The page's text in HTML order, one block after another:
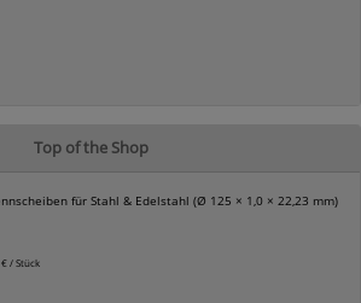
Top of the Shop
für Stahl & Edelstahl (Ø 125 × 1,0 × 22,23 mm)
/ Stück